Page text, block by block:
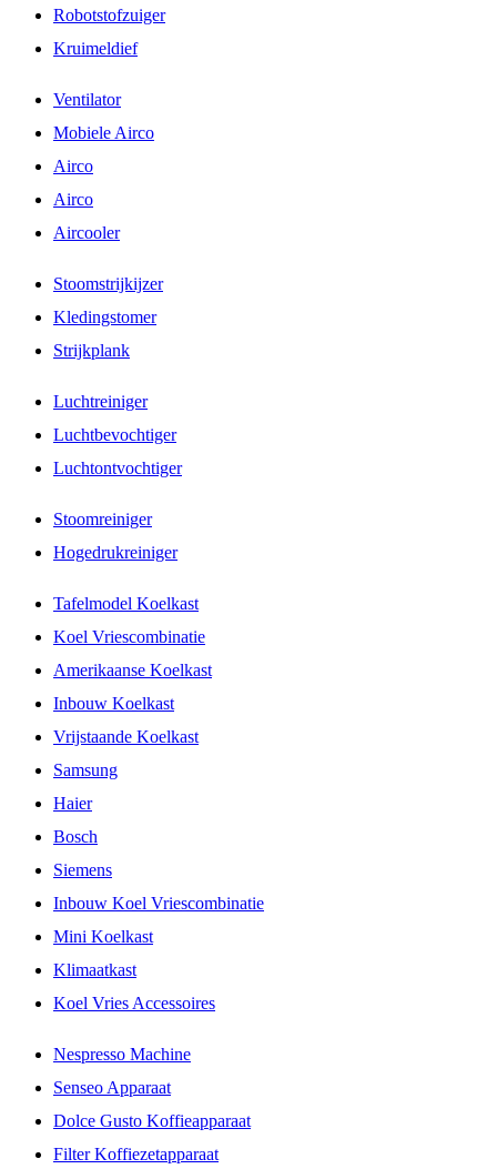
Robotstofzuiger
Kruimeldief
Ventilator
Mobiele Airco
Airco
Airco
Aircooler
Stoomstrijkijzer
Kledingstomer
Strijkplank
Luchtreiniger
Luchtbevochtiger
Luchtontvochtiger
Stoomreiniger
Hogedrukreiniger
Tafelmodel Koelkast
Koel Vriescombinatie
Amerikaanse Koelkast
Inbouw Koelkast
Vrijstaande Koelkast
Samsung
Haier
Bosch
Siemens
Inbouw Koel Vriescombinatie
Mini Koelkast
Klimaatkast
Koel Vries Accessoires
Nespresso Machine
Senseo Apparaat
Dolce Gusto Koffieapparaat
Filter Koffiezetapparaat